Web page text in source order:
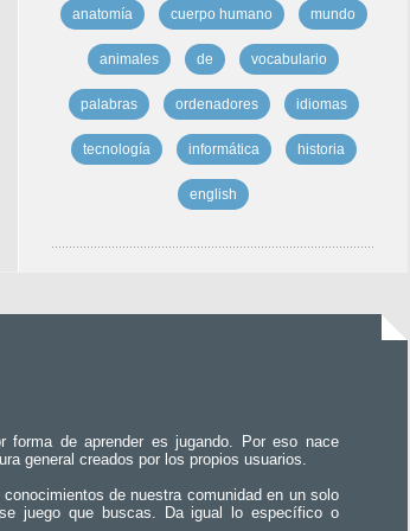
anatomía cuerpo humano mundo
animales de vocabulario
palabras ordenadores idiomas
tecnología informática historia
english
forma de aprender es jugando. Por eso nace
general creados por los propios usuarios.
de nuestra comunidad en un solo
juego que buscas. Da igual lo específico o